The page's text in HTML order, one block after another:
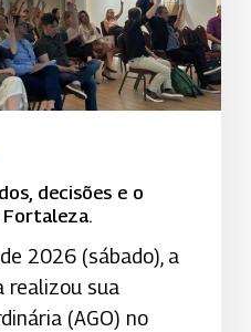
decisões e o
2026 (sábado), a
realizou sua
(AGO) no